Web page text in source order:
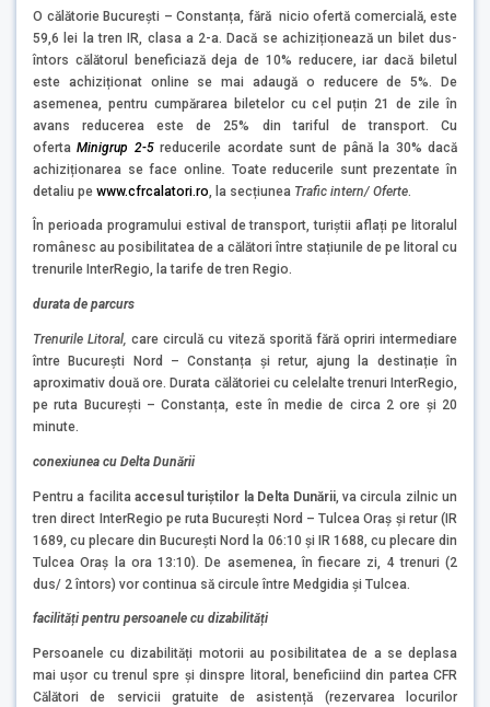
O călătorie București – Constanța, fără nicio ofertă comercială, este
59,6 lei la tren IR, clasa a 2-a. Dacă se achiziționează un bilet dus-
întors călătorul beneficiază deja de 10% reducere, iar dacă biletul
este achiziționat online se mai adaugă o reducere de 5%. De
asemenea, pentru cumpărarea biletelor cu cel puțin 21 de zile în
avans reducerea este de 25% din tariful de transport. Cu
ofertaMinigrup 2-5reducerile acordate sunt de până la 30% dacă
achiziționarea se face online.
Toate reducerile sunt prezentate în
detaliu pe www.cfrcalatori.ro , la secțiunea Trafic intern/ Oferte
În perioada programului estival de transport, turiștii aflați pe litoralul
românesc au posibilitatea de a călători între stațiunile de pe litoral cu
trenurile InterRegio, la tarife de tren Regio.
durata de parcurs
Trenurile Litoral, care circulă cu viteză sporită fără opriri intermediare
între București Nord – Constanța și retur, ajung la destinație în
aproximativ două ore. Durata călătoriei cu celelalte trenuri InterRegio,
pe ruta București – Constanța, este în medie de circa 2 ore și 20
minute.
conexiunea cu Delta Dunării
Pentru a facilita accesul turiștilor la Delta Dunării, va circula zilnic un
tren direct InterRegio pe ruta București Nord – Tulcea Oraș și retur (IR
1689, cu plecare din București Nord la 06:10 și IR 1688, cu plecare din
Tulcea Oraș la ora 13:10). De asemenea, în fiecare zi, 4 trenuri (2
dus/ 2 întors) vor continua să circule între Medgidia și Tulcea.
facilități pentru persoanele cu dizabilități
Persoanele cu dizabilități motorii au posibilitatea de a se deplasa
mai ușor cu trenul spre și dinspre litoral, beneficiind din partea CFR
Călători de servicii gratuite de asistență (rezervarea locurilor